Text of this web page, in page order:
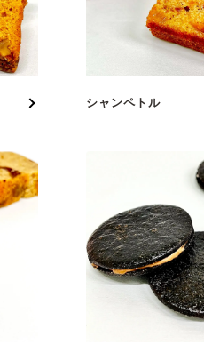
シャンペトル